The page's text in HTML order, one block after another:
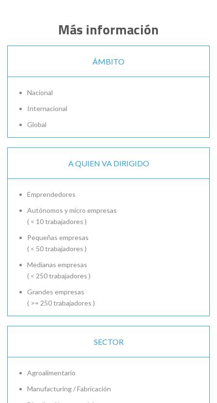
Más información
ÁMBITO
Nacional
Internacional
Global
A QUIEN VA DIRIGIDO
Emprendedores
Autónomos y micro empresas
( < 10 trabajadores )
Pequeñas empresas
( < 50 trabajadores )
Medianas empresas
( < 250 trabajadores )
Grandes empresas
( >= 250 trabajadores )
SECTOR
Agroalimentario
Manufacturing / Fabricación